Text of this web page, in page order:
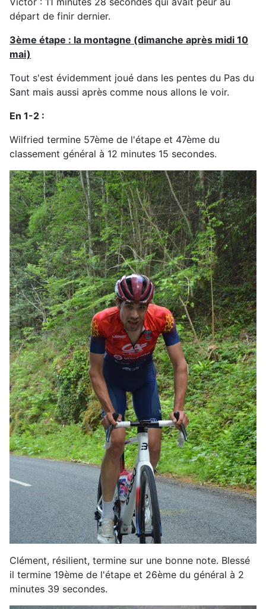
départ de finir dernier.
3ème étape : la montagne (dimanche après midi 10
mai)
Tout s'est évidemment joué dans les pentes du Pas du
Sant mais aussi après comme nous allons le voir.
En 1-2 :
Wilfried termine 57ème de l'étape et 47ème du
classement général à 12 minutes 15 secondes.
Clément, résilient, termine sur une bonne note. Blessé
il termine 19ème de l'étape et 26ème du général à 2
minutes 39 secondes.